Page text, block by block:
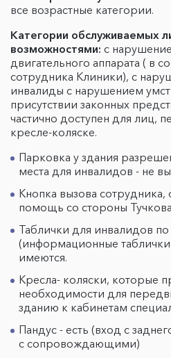
все возрастные категории.
Категории обслуживаемых
возможностями: с
двигательного аппарата ( в
сотрудника Клиники), с
инвалиды с нарушением
присутствии законных
частично доступен для лиц,
кресле-коляске.
Парковка у здания
места для инвалидов - не
Кнопка вызова
помощь со стороны
Таблички для инвалидов
(информационные
имеются.
Кресла- коляски, которые
необходимости для
зданию к кабинетам
Пандус - есть (вход с
с сопровождающими)